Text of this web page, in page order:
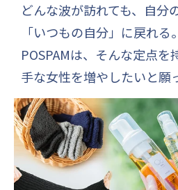
どんな波が訪れても、自分
「いつもの自分」に戻れる。
POSPAMは、そんな定点を
手な女性を増やしたいと願